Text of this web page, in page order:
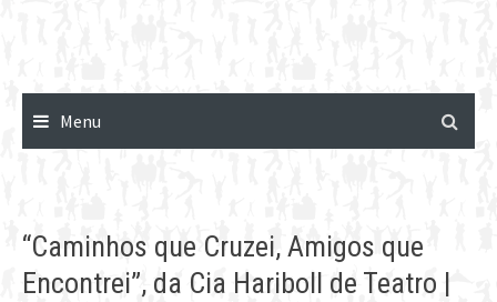
Menu
“Caminhos que Cruzei, Amigos que
Encontrei”, da Cia Hariboll de Teatro |